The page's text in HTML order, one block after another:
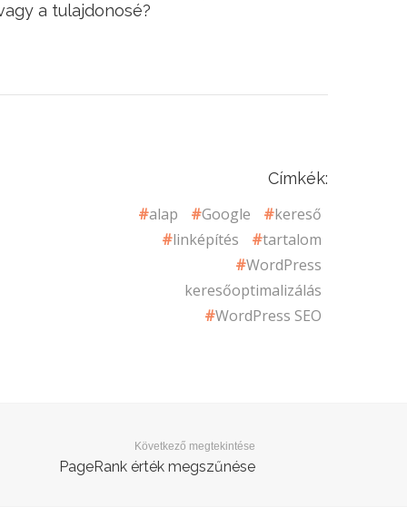
a tulajdonosé?
Címkék:
alap Google
kereső
linképítés
tartalom
WordPress
keresőoptimalizálás
WordPress SEO
Következő megtekintése
PageRank érték megszűnése